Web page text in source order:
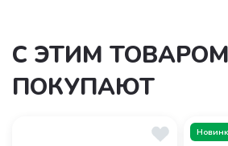
С ЭТИМ ТОВАРОМ
ПОКУПАЮТ